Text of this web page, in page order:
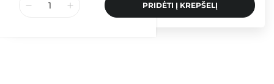
PRIDĖTI Į KREPŠELĮ